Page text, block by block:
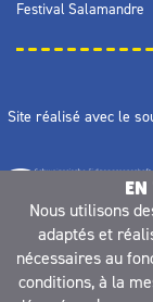
Festival Salamandre
Site réalisé avec le
Nous utilisons
adaptés et
nécessaires au
conditions, à la